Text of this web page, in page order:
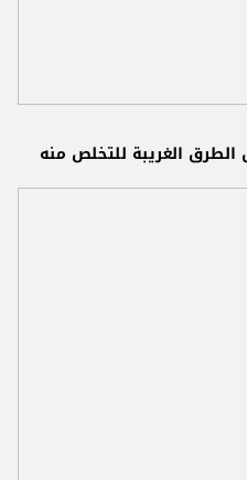
الغريبة للتخلص منه